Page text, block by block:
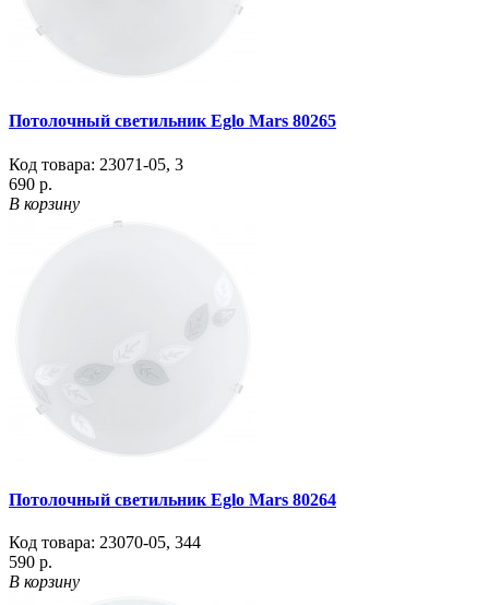
Потолочный светильник Eglo Mars 80265
Код товара: 23071-05, 3
690 р.
В корзину
Потолочный светильник Eglo Mars 80264
Код товара: 23070-05, 344
590 р.
В корзину